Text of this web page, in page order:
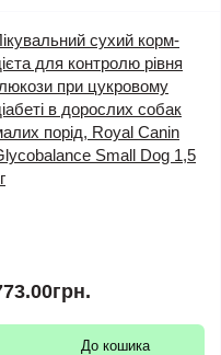
сухий корм-
для контролю рівня
при цукровому
в дорослих собак
порід, Royal Canin
Small Dog 1,5
До кошика